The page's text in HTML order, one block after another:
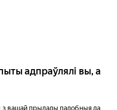
адпраўлялі вы, а
з вашай прылады падобныя да